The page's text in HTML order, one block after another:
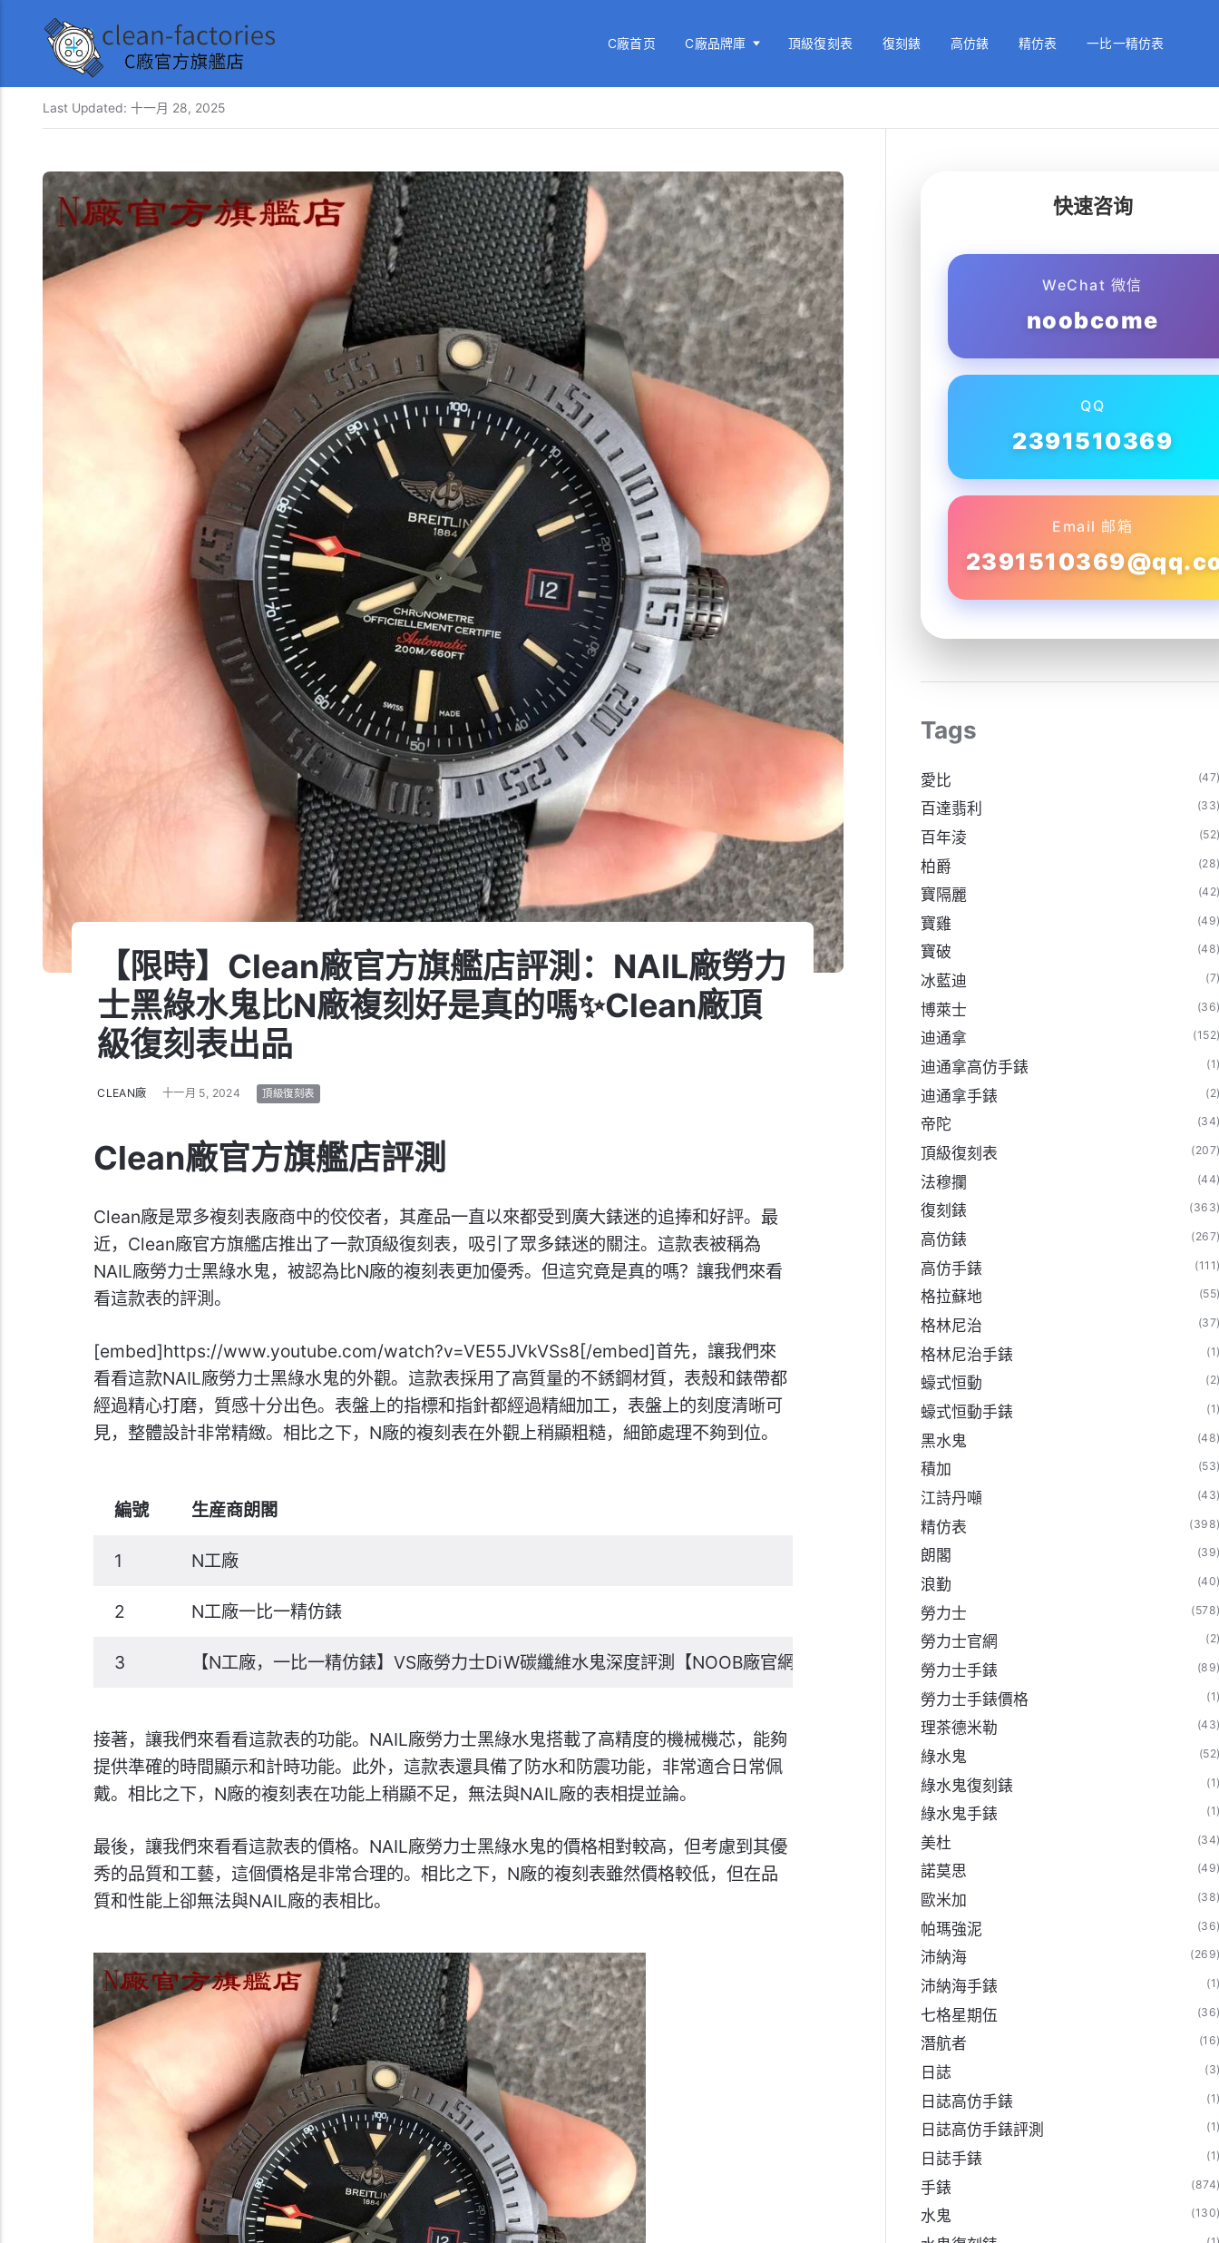
C廠首页 C廠品牌庫 頂級復刻表 復刻錶 高仿錶 精仿表 一比一精仿表
Last Updated: 十一月 28, 2025
【限時】Clean廠官方旗艦店評測：NAIL廠勞力
士黑綠水鬼比N廠複刻好是真的嗎✨Clean廠頂
級復刻表出品
CLEAN廠 十一月 5, 2024 頂級復刻表
Clean廠官方旗艦店評測
Clean廠是眾多複刻表廠商中的佼佼者，其產品一直以來都受到廣大錶迷的追捧和好評。最
近，Clean廠官方旗艦店推出了一款頂級復刻表，吸引了眾多錶迷的關注。這款表被稱為
NAIL廠勞力士黑綠水鬼，被認為比N廠的複刻表更加優秀。但這究竟是真的嗎？讓我們來看
看這款表的評測。
[embed]https://www.youtube.com/watch?v=VE55JVkVSs8[/embed]首先，讓我們來
看看這款NAIL廠勞力士黑綠水鬼的外觀。這款表採用了高質量的不銹鋼材質，表殼和錶帶都
經過精心打磨，質感十分出色。表盤上的指標和指針都經過精細加工，表盤上的刻度清晰可
見，整體設計非常精緻。相比之下，N廠的複刻表在外觀上稍顯粗糙，細節處理不夠到位。
編號 生産商朗閣
1 N工廠
2 N工廠一比一精仿錶
3 【N工廠，一比一精仿錶】VS廠勞力士DiW碳纖維水鬼深度評測【NOOB廠官網】
接著，讓我們來看看這款表的功能。NAIL廠勞力士黑綠水鬼搭載了高精度的機械機芯，能夠
提供準確的時間顯示和計時功能。此外，這款表還具備了防水和防震功能，非常適合日常佩
戴。相比之下，N廠的複刻表在功能上稍顯不足，無法與NAIL廠的表相提並論。
最後，讓我們來看看這款表的價格。NAIL廠勞力士黑綠水鬼的價格相對較高，但考慮到其優
秀的品質和工藝，這個價格是非常合理的。相比之下，N廠的複刻表雖然價格較低，但在品
質和性能上卻無法與NAIL廠的表相比。
快速咨询
WeChat 微信
noobcome
QQ
2391510369
Email 邮箱
Tags
愛比
百達翡利
百年淩
柏爵
寶隔麗
寶雞
寶破
冰藍迪
博萊士
迪通拿
迪通拿高仿手錶
迪通拿手錶
帝陀
頂級復刻表
法穆攔
復刻錶
高仿錶
高仿手錶
格拉蘇地
格林尼治
格林尼治手錶
蠔式恒動
蠔式恒動手錶
黑水鬼
積加
江詩丹噸
精仿表
朗閣
浪勤
勞力士
勞力士官網
勞力士手錶
勞力士手錶價格
理茶德米勒
綠水鬼
綠水鬼復刻錶
綠水鬼手錶
美杜
諾莫思
歐米加
帕瑪強泥
沛納海
沛納海手錶
七格星期伍
潛航者
日誌
日誌高仿手錶
日誌高仿手錶評測
日誌手錶
手錶
水鬼